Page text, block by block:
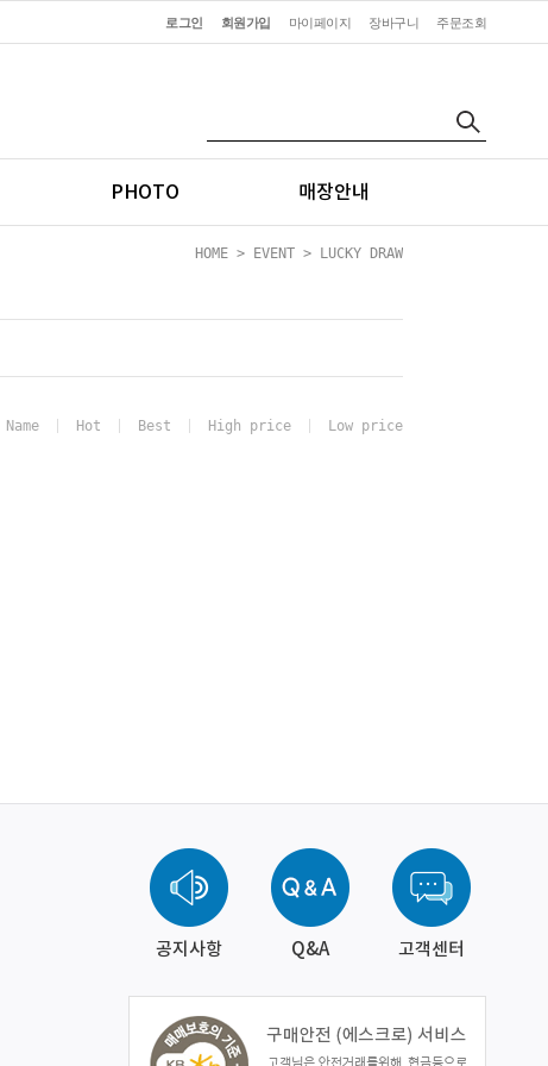
로그인 회원가입 마이페이지 장바구니 주문조회
PHOTO 매장안내
HOME > EVENT > LUCKY DRAW
Name Hot Best High price Low price
공지사항 Q&A 고객센터